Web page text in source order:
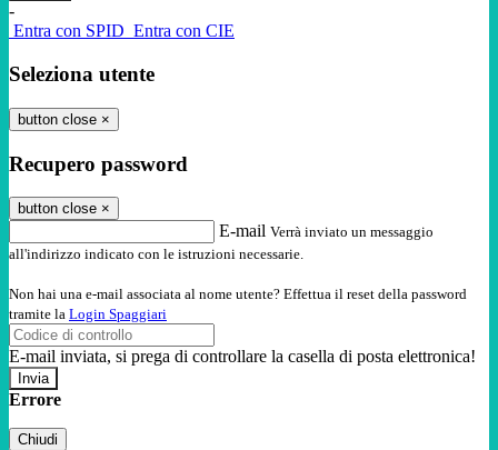
-
Entra con SPID Entra con CIE
Seleziona utente
button close ×
Recupero password
button close ×
E-mail Verrà inviato un messaggio
all'indirizzo indicato con le istruzioni necessarie.
Non hai una e-mail associata al nome utente? Effettua il reset della password
tramite la Login Spaggiari
E-mail inviata, si prega di controllare la casella di posta elettronica!
Errore
Chiudi